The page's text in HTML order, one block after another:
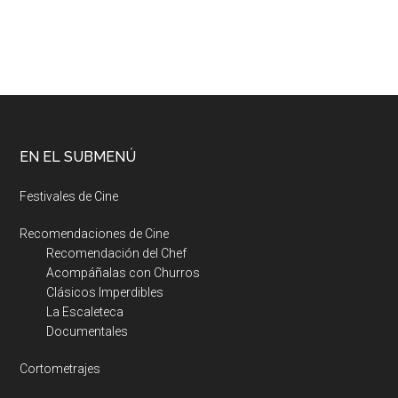
EN EL SUBMENÚ
Festivales de Cine
Recomendaciones de Cine
Recomendación del Chef
Acompáñalas con Churros
Clásicos Imperdibles
La Escaleteca
Documentales
Cortometrajes